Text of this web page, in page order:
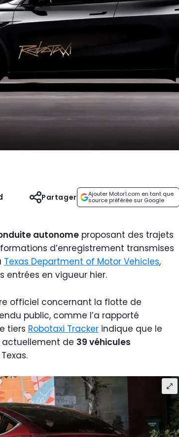
Ajouter Motor1.com en tant que
source préférée sur Google
Partager
autonome proposant des trajets
d’enregistrement transmises
Texas Department of Motor Vehicles,
entrées en vigueur hier.
officiel concernant la flotte de
public, comme l’a rapporté
tiers Robotaxi Tracker indique que le
actuellement de 39 véhicules